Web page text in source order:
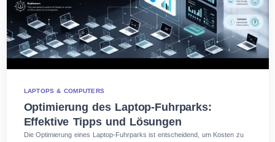
LAPTOPS & COMPUTERS
Optimierung des Laptop-Fuhrparks:
Effektive Tipps und Lösungen
Die Optimierung eines Laptop-Fuhrparks ist entscheidend, um Kosten zu